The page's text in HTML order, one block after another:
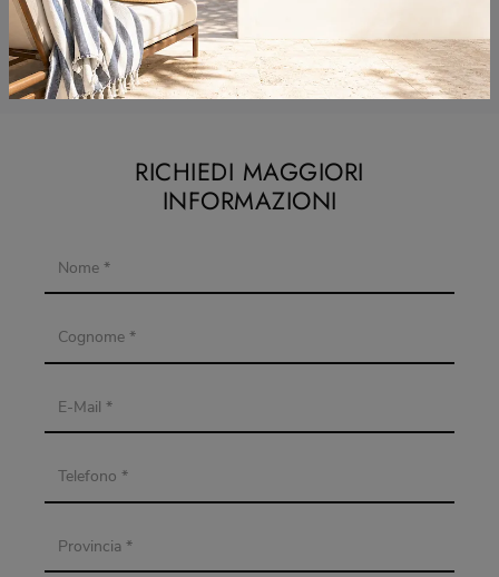
Tavoli Midj Cologno Monzese
Tavoli Midj Desio
RICHIEDI MAGGIORI
INFORMAZIONI